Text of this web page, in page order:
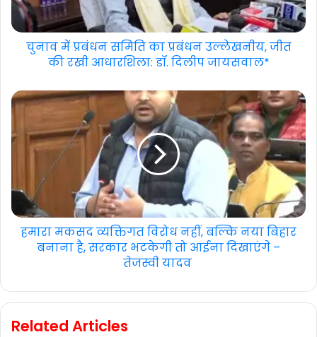
चुनाव में प्रबंधन समिति का प्रबंधन उल्लेखनीय, जीत
की रखी आधारशिला: डॉ. दिलीप जायसवाल*
हमारा मकसद व्यक्तिगत विरोध नहीं, बल्कि नया बिहार
बनाना है, सरकार भटकेगी तो आईना दिखाएंगे –
तेजस्वी यादव
Related Articles